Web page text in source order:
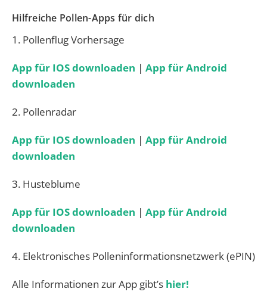
Hilfreiche Pollen-Apps für dich
1. Pollenflug Vorhersage
App für IOS downloaden | App für Android
downloaden
2. Pollenradar
App für IOS downloaden | App für Android
downloaden
3. Husteblume
App für IOS downloaden | App für Android
downloaden
4. Elektronisches Polleninformationsnetzwerk (ePIN)
Alle Informationen zur App gibt’s hier!